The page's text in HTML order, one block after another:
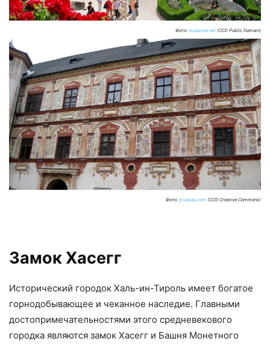
Фото: maxpixel.net (CC0 Public Domain)
Фото: pixabay.com (CC0 Creative Commons)
Замок Хасегг
Исторический городок Халь-ин-Тироль имеет богатое
горнодобывающее и чеканное наследие. Главными
достопримечательностями этого средневекового
городка являются замок Хасегг и Башня Монетного